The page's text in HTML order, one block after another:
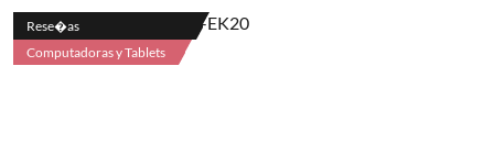
Rese�as
Computadoras y Tablets